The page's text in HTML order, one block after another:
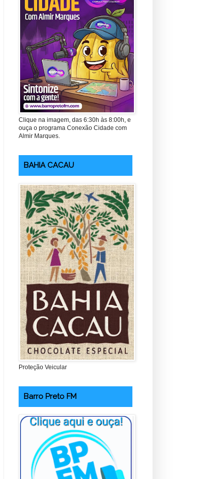
Clique na imagem, das 6:30h às 8:00h, e
ouça o programa Conexão Cidade com
Almir Marques.
BAHIA CACAU
Proteção Veicular
Barro Preto FM